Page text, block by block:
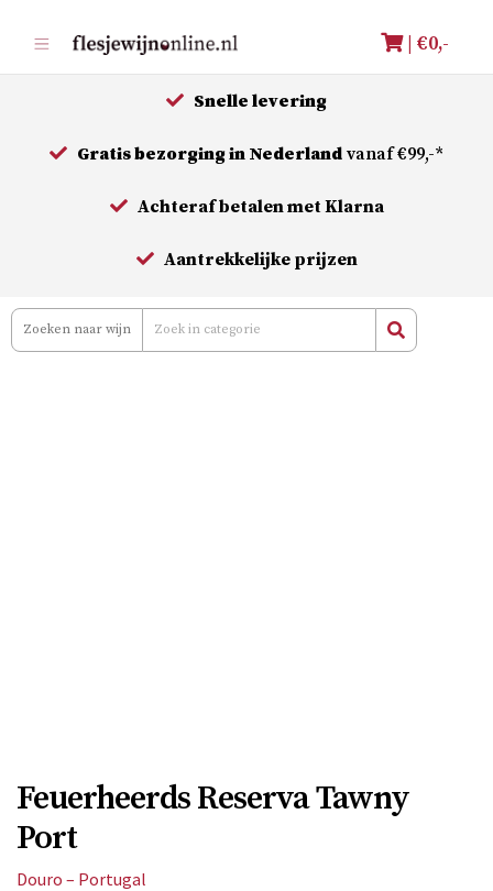
naar
de
| €0,-
Snelle levering
Gratis bezorging in Nederland vanaf €99,-*
Achteraf betalen met Klarna
Aantrekkelijke prijzen
Feuerheerds Reserva Tawny
Port
Douro – Portugal